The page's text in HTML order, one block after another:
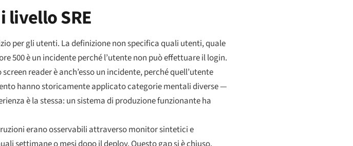
livello SRE
per gli utenti. La definizione non specifica quali utenti, quale
500 è un incidente perché l’utente non può effettuare il login.
reader è anch’esso un incidente, perché quell’utente
hanno storicamente applicato categorie mentali diverse —
è la stessa: un sistema di produzione funzionante ha
erano osservabili attraverso monitor sintetici e